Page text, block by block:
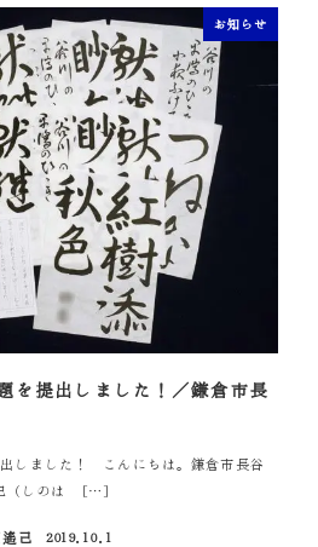
お知らせ
を提出しました！／鎌倉市長
出しました！ こんにちは。鎌倉市長谷
（しのは […]
己
2019.10.1